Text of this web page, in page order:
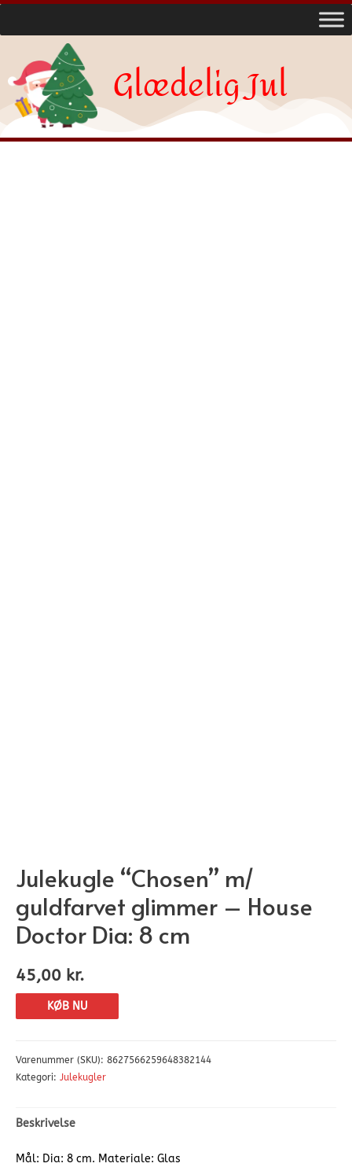
Glædelig Jul
Julekugle “Chosen” m/
guldfarvet glimmer – House
Doctor Dia: 8 cm
45,00 kr.
KØB NU
Varenummer (SKU): 8627566259648382144
Kategori: Julekugler
Beskrivelse
Mål: Dia: 8 cm. Materiale: Glas